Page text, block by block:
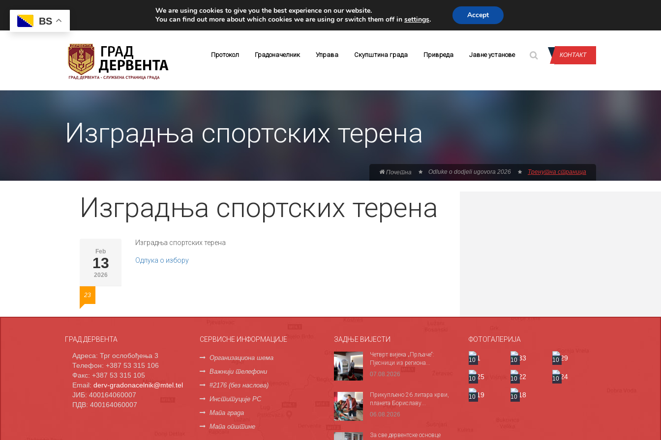
Протокол Градоначелник Управа Скупштина града Привреда Јавне установе КОНТАКТ
Изградња спортских терена
Почетна Odluke o dodjeli ugovora 2026 Тренутна страница
Изградња спортских терена
Feb
13
2026
23
Изградња спортских терена
Одлука о избору
ГРАД ДЕРВЕНТА
Адреса: Трг ослобођења 3
Телефон: +387 53 315 106
Факс: +387 53 315 105
Email: derv-gradonacelnik@mtel.tel
ЈИБ: 400164060007
ПДВ: 400164060007
СЕРВИСНЕ ИНФОРМАЦИЈЕ
Организациона шема
Важнији телефони
#2176 (без наслова)
Институције РС
Мапа града
Мапа општине
ЗАДЊЕ ВИЈЕСТИ
Четврт вијека „Прљаче“:
Пјесници из региона...
07.08.2026
Прикупљено 26 литара крви,
плакета Бориславу...
06.08.2026
За све дервентске основце
ФОТОГАЛЕРИЈА
10 10 10
10 10 10
10 10
BS
We are using cookies to give you the best experience on our website.
You can find out more about which cookies we are using or switch them off in settings. Accept